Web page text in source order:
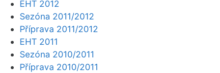
EHT 2012
Sezóna 2011/2012
Příprava 2011/2012
EHT 2011
Sezóna 2010/2011
Příprava 2010/2011